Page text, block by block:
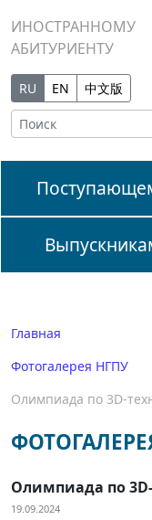
ИНОСТРАННОМУ
АБИТУРИЕНТУ
RU EN 中文版
Главная
Фотогалерея НГПУ
Олимпиада по 3D-
Олимпиада по
19.09.2024